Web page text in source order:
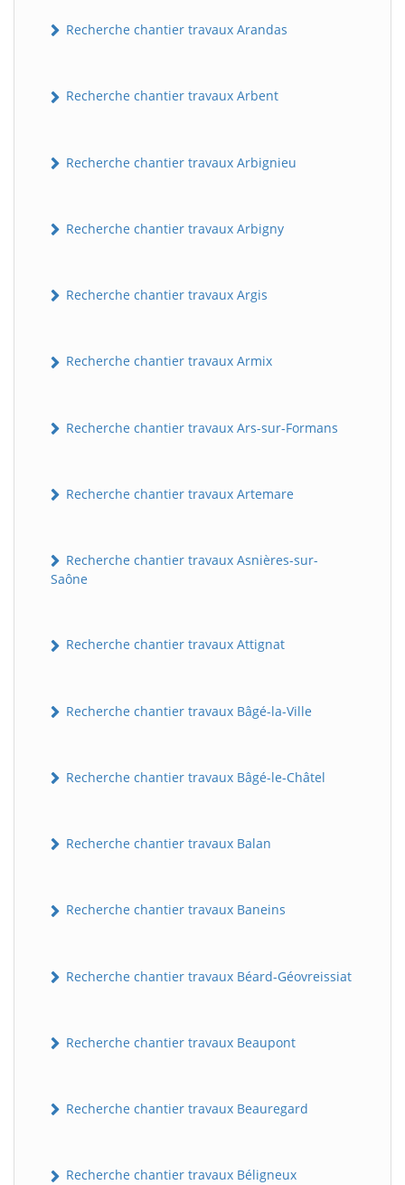
Recherche chantier travaux Arandas
Recherche chantier travaux Arbent
Recherche chantier travaux Arbignieu
Recherche chantier travaux Arbigny
Recherche chantier travaux Argis
Recherche chantier travaux Armix
Recherche chantier travaux Ars-sur-Formans
Recherche chantier travaux Artemare
Recherche chantier travaux Asnières-sur-
Saône
Recherche chantier travaux Attignat
Recherche chantier travaux Bâgé-la-Ville
Recherche chantier travaux Bâgé-le-Châtel
Recherche chantier travaux Balan
Recherche chantier travaux Baneins
Recherche chantier travaux Béard-Géovreissiat
Recherche chantier travaux Beaupont
Recherche chantier travaux Beauregard
Recherche chantier travaux Béligneux